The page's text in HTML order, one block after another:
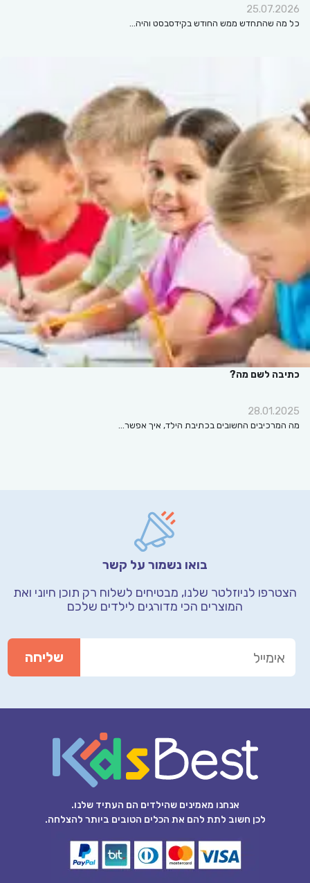
25.07.2026
כל מה שהתחדש ממש החודש בקידסבסט והיה…
כתיבה לשם מה?
28.01.2025
מה המרכיבים החשובים בכתיבת הילד, איך אפשר…
בואו נשמור על קשר
הצטרפו לניוזלטר שלנו, מבטיחים לשלוח רק תוכן חיוני ואת
המוצרים הכי מדורגים לילדים שלכם
אנחנו מאמינים שהילדים הם העתיד שלנו.
לכן חשוב לתת להם את הכלים הטובים ביותר להצלחה.